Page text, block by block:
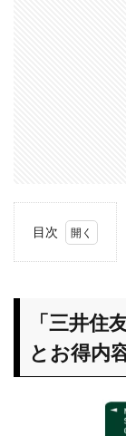
目次
（NL）」
の基本情
報とお得
「三井住
とお得内